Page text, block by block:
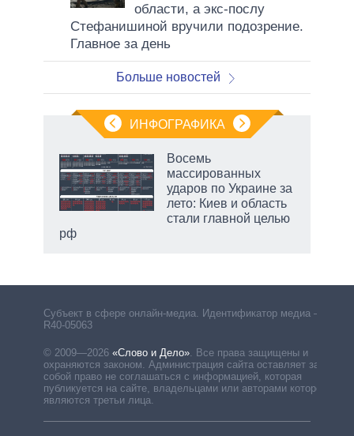
области, а экс-послу
Стефанишиной вручили подозрение.
Главное за день
Больше новостей
ИНФОГРАФИКА
Восемь
массированных
ударов по Украине за
лето: Киев и область
стали главной целью
рф
Субъект в сфере онлайн-медиа. Идентификатор медиа –
R40-05063
© 2009—2026 «Слово и Дело» Все права защищены и
охраняются законом. Администрация сайта оставляет за
собой право не соглашаться с информацией, которая
публикуется на сайте, владельцами или авторами которой
являются третьи лица.